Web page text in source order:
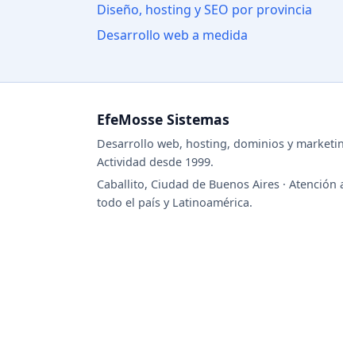
Diseño, hosting y SEO por provincia
Desarrollo web a medida
EfeMosse Sistemas
Desarrollo web, hosting, dominios y
Actividad desde 1999.
Caballito, Ciudad de Buenos Aires · Atención
todo el país y Latinoamérica.